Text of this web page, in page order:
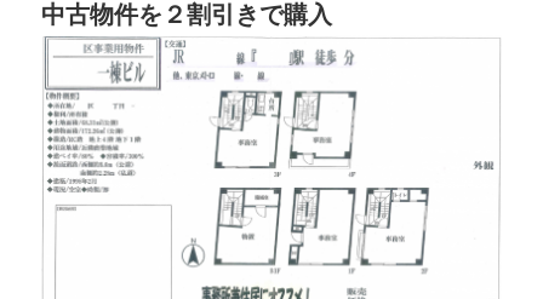
中古物件を２割引きで購入